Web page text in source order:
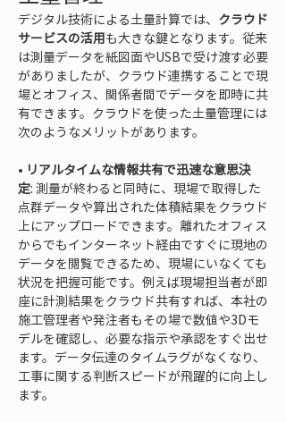
デジタル技術による土量計算では、 クラウド
サービスの活用も大きな鍵となります。従来
は測量データを紙図面やUSBで受け渡す必要
がありましたが、クラウド連携することで現
場とオフィス、関係者間でデータを即時に共
有できます。クラウドを使った土量管理には
次のようなメリットがあります。
• リアルタイムな情報共有で迅速な意思決
定: 測量が終わると同時に、現場で取得した
点群データや算出された体積結果をクラウド
上にアップロードできます。離れたオフィス
からでもインターネット経由ですぐに現地の
データを閲覧できるため、現場にいなくても
状況を把握可能です。例えば現場担当者が即
座に計測結果をクラウド共有すれば、本社の
施工管理者や発注者もその場で数値や3Dモ
デルを確認し、必要な指示や承認をすぐ出せ
ます。データ伝達のタイムラグがなくなり、
工事に関する判断スピードが飛躍的に向上し